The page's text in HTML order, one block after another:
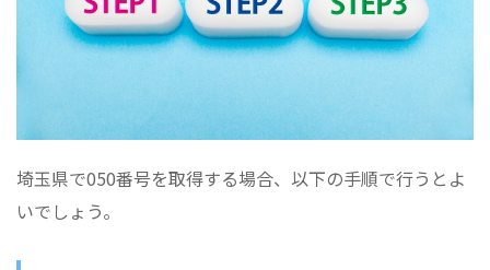
埼玉県で050番号を取得する場合、以下の手順で行うとよ
いでしょう。